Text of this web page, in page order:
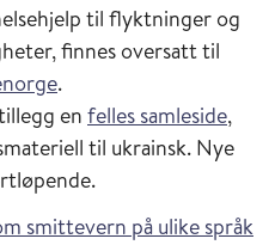
til flyktninger og
finnes oversatt til
.
enfelles samleside,
til ukrainsk. Nye
smittevern på ulike språk